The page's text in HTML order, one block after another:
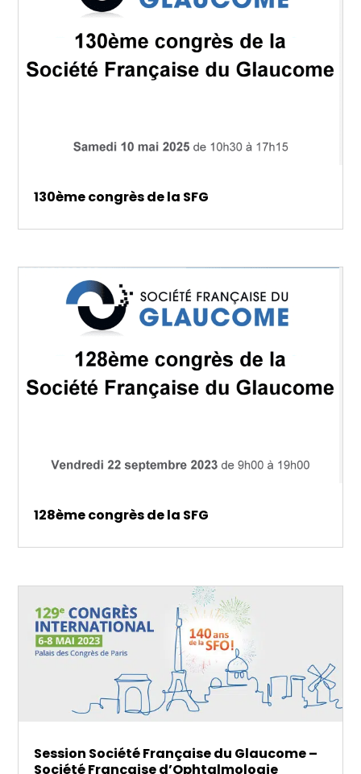
130ème congrès de la SFG
128ème congrès de la SFG
Session Société Française du Glaucome –
Société Française d’Ophtalmologie